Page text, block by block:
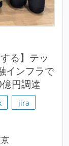
る】テッ
インフラで
円調達
jira